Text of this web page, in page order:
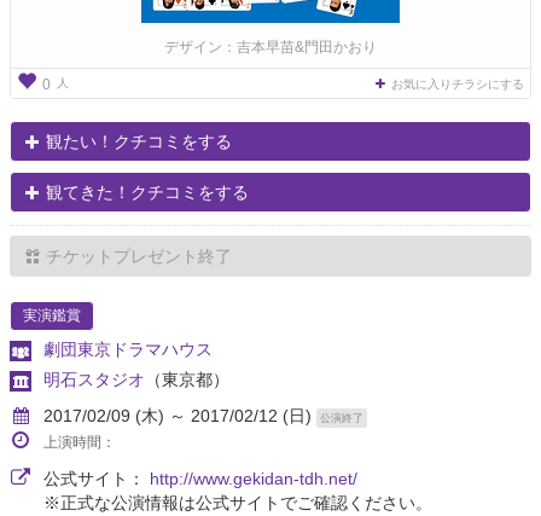
デザイン：吉本早苗&門田かおり
0 人 お気に入りチラシにする
観たい！クチコミをする
観てきた！クチコミをする
チケットプレゼント終了
実演鑑賞
劇団東京ドラマハウス
明石スタジオ （東京都）
2017/02/09 (木) ～ 2017/02/12 (日)
公演終了
上演時間：
公式サイト： http://www.gekidan-tdh.net/
※正式な公演情報は公式サイトでご確認ください。